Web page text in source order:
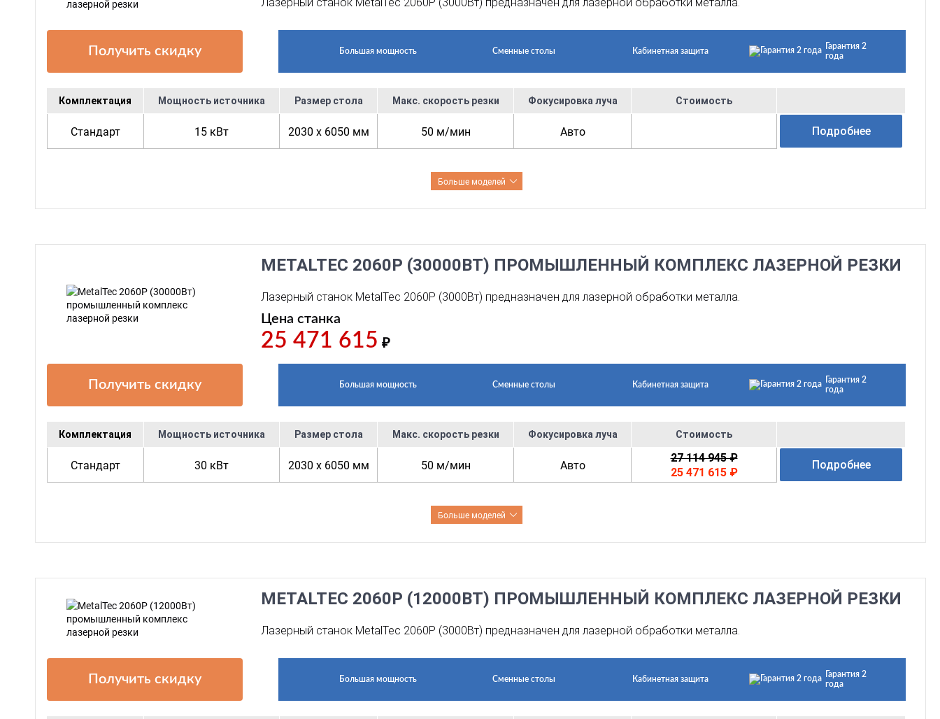
Получить скидку Большая мощность Сменные столы Кабинетная защита
Гарантия 2
года
Комплектация Мощность источника Размер стола Макс. скорость резки Фокусировка луча Стоимость
Стандарт 15 кВт 2030 x 6050 мм 50 м/мин Авто Подробнее
Больше моделей
METALTEC 2060P (30000ВТ) ПРОМЫШЛЕННЫЙ КОМПЛЕКС ЛАЗЕРНОЙ РЕЗКИ
Лазерный станок MetalTec 2060P (3000Вт) предназначен для лазерной обработки металла.
Цена станка
25 471 615 ₽
Получить скидку Большая мощность Сменные столы Кабинетная защита
Гарантия 2
года
Комплектация Мощность источника Размер стола Макс. скорость резки Фокусировка луча Стоимость
Стандарт 30 кВт 2030 x 6050 мм 50 м/мин Авто
27 114 945 ₽
25 471 615 ₽
Подробнее
Больше моделей
METALTEC 2060P (12000ВТ) ПРОМЫШЛЕННЫЙ КОМПЛЕКС ЛАЗЕРНОЙ РЕЗКИ
Лазерный станок MetalTec 2060P (3000Вт) предназначен для лазерной обработки металла.
Получить скидку Большая мощность Сменные столы Кабинетная защита
Гарантия 2
года